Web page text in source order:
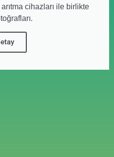
cihazları ile birlikte